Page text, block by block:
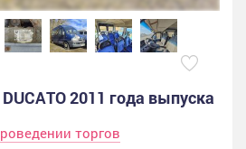
2011 года выпуска
торгов